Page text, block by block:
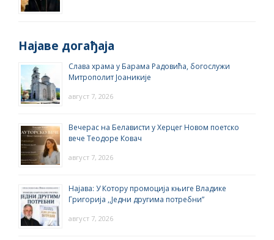
Најаве догађаја
Слава храма у Барама Радовића, богослужи
Митрополит Јоаникије
август 7, 2026
Вечерас на Белависти у Херцег Новом поетско
вече Теодоре Ковач
август 7, 2026
Најава: У Котору промоција књиге Владике
Григорија ,,Једни другима потребни”
август 7, 2026